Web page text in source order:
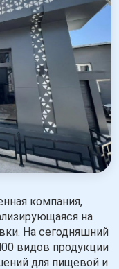
компания,
на
На сегодняшний
видов продукции
для пищевой и